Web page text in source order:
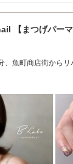
【まつげパーマ
、魚町商店街からリ